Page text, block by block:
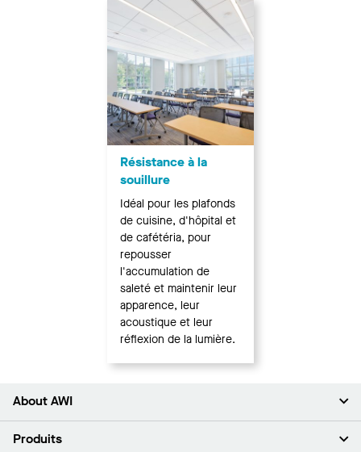
Résistance à la
souillure
Idéal pour les plafonds
de cuisine, d'hôpital et
de cafétéria, pour
repousser
l'accumulation de
saleté et maintenir leur
apparence, leur
acoustique et leur
réflexion de la lumière.
About AWI
À propos de nous
Produits